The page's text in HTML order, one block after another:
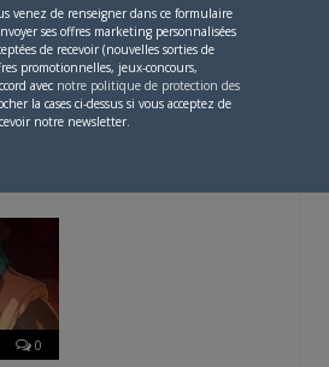
0
TV
0
venez de renseigner dans ce formulaire
ses offres marketing personnalisées
de recevoir (nouvelles sorties de
promotionnelles, jeux-concours,
avec notre politique de protection des
la cases ci-dessus si vous acceptez de
notre newsletter.